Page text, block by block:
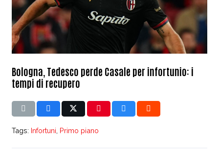
Bologna, Tedesco perde Casale per infortunio: i
tempi di recupero
Tags: Infortuni Primo piano